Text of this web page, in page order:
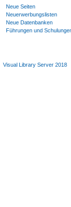
Neue Seiten
Neuerwerbungslisten
Neue Datenbanken
Führungen und
Visual Library Server 2018